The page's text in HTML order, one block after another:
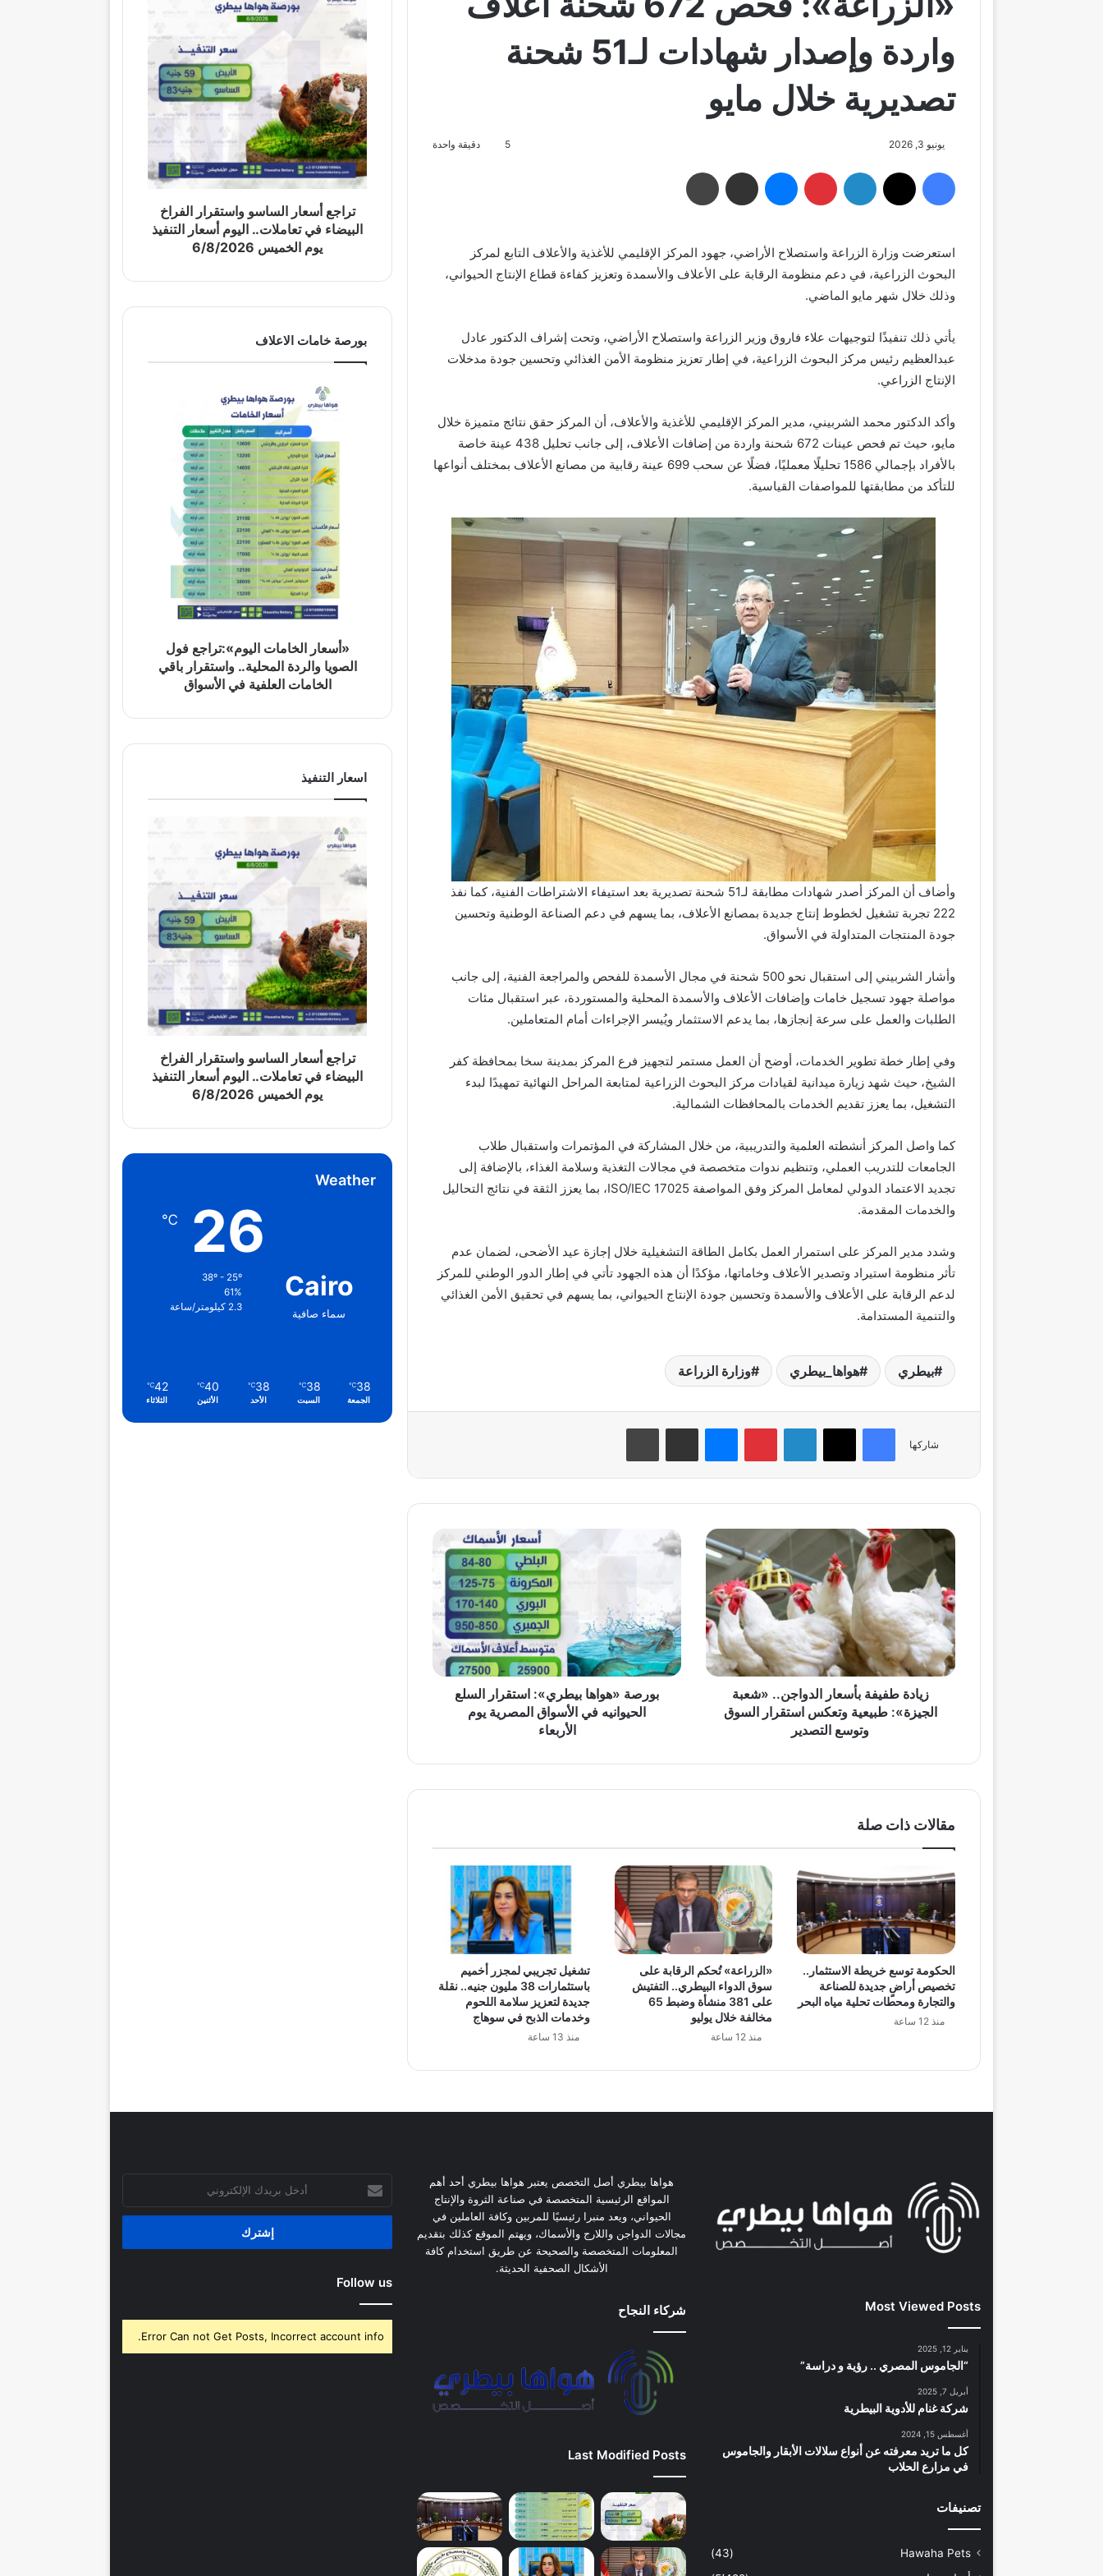
واردة وإصدار شهادات لـ51 شحنة
تصديرية خلال مايو
يونيو 3, 2026 5 دقيقة واحدة
فيسبوك لينكدإن بينتيريست ماسنجر مشاركة عبر البريد
استعرضت وزارة الزراعة واستصلاح الأراضي، جهود المركز الإقليمي للأغذية والأعلاف التابع لمركز
البحوث الزراعية، في دعم منظومة الرقابة على الأعلاف والأسمدة وتعزيز كفاءة قطاع الإنتاج الحيواني،
وذلك خلال شهر مايو الماضي.
يأتي ذلك تنفيذًا لتوجيهات علاء فاروق وزير الزراعة واستصلاح الأراضي، وتحت إشراف الدكتور عادل
عبدالعظيم رئيس مركز البحوث الزراعية، في إطار تعزيز منظومة الأمن الغذائي وتحسين جودة مدخلات
الإنتاج الزراعي.
وأكد الدكتور محمد الشربيني، مدير المركز الإقليمي للأغذية والأعلاف، أن المركز حقق نتائج متميزة خلال
مايو، حيث تم فحص عينات 672 شحنة واردة من إضافات الأعلاف، إلى جانب تحليل 438 عينة خاصة
بالأفراد بإجمالي 1586 تحليلًا معمليًا، فضلًا عن سحب 699 عينة رقابية من مصانع الأعلاف بمختلف أنواعها
للتأكد من مطابقتها للمواصفات القياسية.
وأضاف أن المركز أصدر شهادات مطابقة لـ51 شحنة تصديرية بعد استيفاء الاشتراطات الفنية، كما نفذ
222 تجربة تشغيل لخطوط إنتاج جديدة بمصانع الأعلاف، بما يسهم في دعم الصناعة الوطنية وتحسين
جودة المنتجات المتداولة في الأسواق.
وأشار الشربيني إلى استقبال نحو 500 شحنة في مجال الأسمدة للفحص والمراجعة الفنية، إلى جانب
مواصلة جهود تسجيل خامات وإضافات الأعلاف والأسمدة المحلية والمستوردة، عبر استقبال مئات
الطلبات والعمل على سرعة إنجازها، بما يدعم الاستثمار ويُيسر الإجراءات أمام المتعاملين.
وفي إطار خطة تطوير الخدمات، أوضح أن العمل مستمر لتجهيز فرع المركز بمدينة سخا بمحافظة كفر
الشيخ، حيث شهد زيارة ميدانية لقيادات مركز البحوث الزراعية لمتابعة المراحل النهائية تمهيدًا لبدء
التشغيل، بما يعزز تقديم الخدمات بالمحافظات الشمالية.
كما واصل المركز أنشطته العلمية والتدريبية، من خلال المشاركة في المؤتمرات واستقبال طلاب
الجامعات للتدريب العملي، وتنظيم ندوات متخصصة في مجالات التغذية وسلامة الغذاء، بالإضافة إلى
تجديد الاعتماد الدولي لمعامل المركز وفق المواصفة ISO/IEC 17025، بما يعزز الثقة في نتائج التحاليل
والخدمات المقدمة.
وشدد مدير المركز على استمرار العمل بكامل الطاقة التشغيلية خلال إجازة عيد الأضحى، لضمان عدم
تأثر منظومة استيراد وتصدير الأعلاف وخاماتها، مؤكدًا أن هذه الجهود تأتي في إطار الدور الوطني للمركز
لدعم الرقابة على الأعلاف والأسمدة وتحسين جودة الإنتاج الحيواني، بما يسهم في تحقيق الأمن الغذائي
والتنمية المستدامة.
بيطري هواها_بيطري وزارة الزراعة
شاركها
فيسبوك ‫X لينكدإن بينتيريستماسنجر مشاركة عبر البريد طباعة
زيادة
طفيفة
بأسعار
الدواجن..
«شعبة
الجيزة»:
طبيعية
وتعكس
استقرار
السوق
وتوسع
زيادة طفيفة بأسعار الدواجن.. «شعبة
الجيزة»: طبيعية وتعكس استقرار السوق
وتوسع التصدير
بورصة
«هواها
استقرار
السلع
الحيوانيه
في
الأسواق
المصرية
بورصة «هواها بيطري»: استقرار السلع
الحيوانيه في الأسواق المصرية يوم
الأربعاء
مقالات ذات صلة
الحكومة توسع خريطة الاستثمار..
تخصيص أراضٍ جديدة للصناعة
والتجارة ومحطات تحلية مياه البحر
منذ 12 ساعة
«الزراعة» تُحكم الرقابة على
سوق الدواء البيطري.. التفتيش
على 381 منشأة وضبط 65
مخالفة خلال يوليو
منذ 12 ساعة
تشغيل تجريبي لمجزر أخميم
باستثمارات 38 مليون جنيه.. نقلة
جديدة لتعزيز سلامة اللحوم
وخدمات الذبح في سوهاج
منذ 13 ساعة
تراجع أسعار الساسو واستقرار الفراخ
البيضاء في تعاملات.. اليوم أسعار التنفيذ
يوم الخميس 6/8/2026
بورصة خامات الاعلاف
«أسعار الخامات اليوم»:تراجع فول
الصويا والردة المحلية.. واستقرار باقي
الخامات العلفية في الأسواق
اسعار التنفيذ
تراجع أسعار الساسو واستقرار الفراخ
البيضاء في تعاملات.. اليوم أسعار التنفيذ
يوم الخميس 6/8/2026
Weather
Cairo
سماء صافية
26
℃
38º - 25º
61%
2.3 كيلومتر/ساعة
38
℃
الجمعة
38
℃
السبت
38
℃
الأحد
40
℃
الأثنين
42
℃
الثلاثاء
Most Viewed Posts
يناير 12, 2025
“الجاموس المصري .. رؤية و دراسة”
أبريل 7, 2025
شركة غنام للأدوية البيطرية
أغسطس 15, 2024
كل ما تريد معرفته عن أنواع سلالات الأبقار والجاموس
في مزارع الحلاب
تصنيفات
Hawaha Pets
(43)
هواها بيطري أصل التخصص يعتبر هواها بيطري أحد أهم
المواقع الرئيسية المتخصصة في صناعة الثروة والإنتاج
الحيواني، ويعد منبرا رئيسيًا للمربين وكافة العاملين في
مجالات الدواجن واللارج والأسماك، ويهتم الموقع كذلك بتقديم
المعلومات المتخصصة والصحيحة عن طريق استخدام كافة
الأشكال الصحفية الحديثة.
شركاء النجاح
Last Modified Posts
بريدك
الإلكتروني
Follow us
Error Can not Get Posts, Incorrect account info.